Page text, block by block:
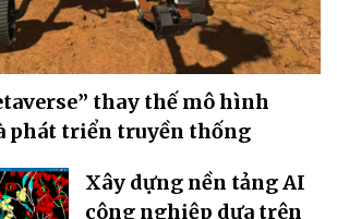
thay thế mô hình
phát triển truyền thống
Xây dựng nền tảng AI
công nghiệp dựa trên